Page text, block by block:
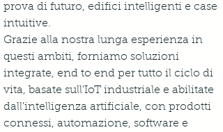
prova di futuro, edifici intelligenti e case
intuitive.
Grazie alla nostra lunga esperienza in
questi ambiti, forniamo soluzioni
integrate, end to end per tutto il ciclo di
vita, basate sull’IoT industriale e abilitate
dall'intelligenza artificiale, con prodotti
connessi, automazione, software e